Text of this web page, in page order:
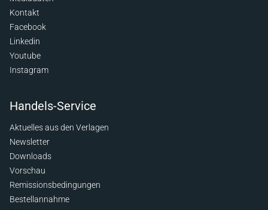
Kontakt
Facebook
Linkedin
Youtube
Instagram
Handels-Service
Aktuelles aus den Verlagen
Newsletter
Downloads
Vorschau
Remissionsbedingungen
Bestellannahme